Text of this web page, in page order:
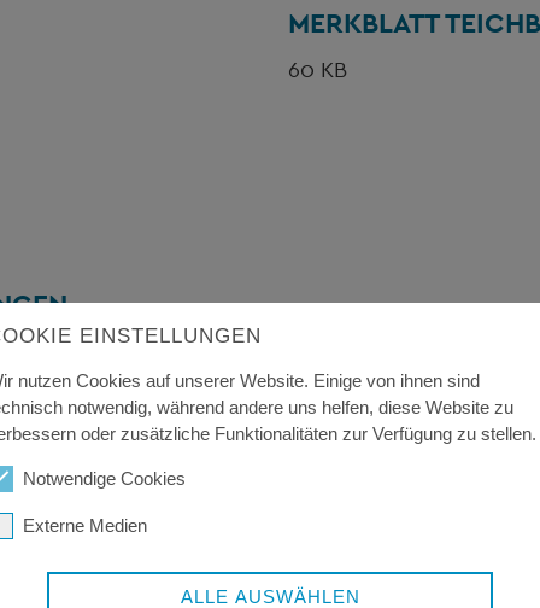
MERKBLATT
60 KB
GRUNDWASSERNUTZUNG
EINSTELLUNGEN
nutzen Cookies auf unserer Website. Einige von ihnen sind
notwendig, während andere uns helfen, diese Website zu
oder zusätzliche Funktionalitäten zur Verfügung zu stellen.
Notwendige Cookies
Externe Medien
ALLE AUSWÄHLEN